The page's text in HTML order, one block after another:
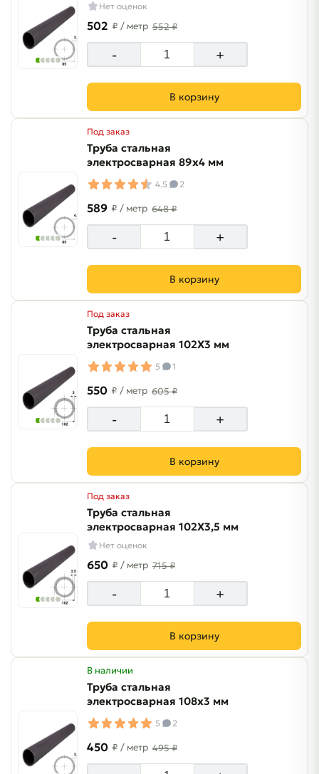
Нет оценок
502 ₽ / метр 552 ₽
- +
В корзину
Под заказ
Труба стальная
электросварная 89х4 мм
4.5 2
589 ₽ / метр 648 ₽
- +
В корзину
Под заказ
Труба стальная
электросварная 102Х3 мм
5 1
550 ₽ / метр 605 ₽
- +
В корзину
Под заказ
Труба стальная
электросварная 102Х3,5 мм
Нет оценок
650 ₽ / метр 715 ₽
- +
В корзину
В наличии
Труба стальная
электросварная 108х3 мм
5 2
450 ₽ / метр 495 ₽